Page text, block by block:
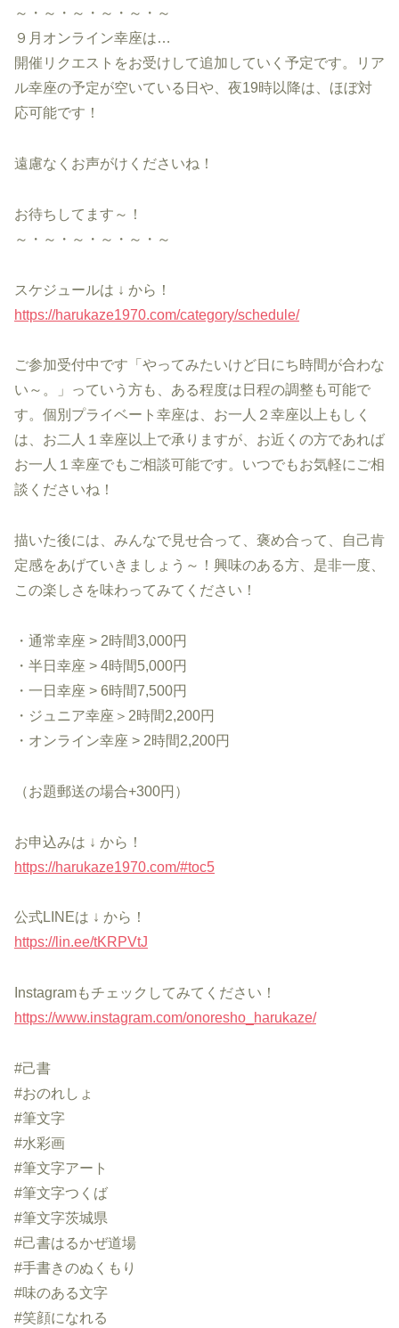
～・～・～・～・～・～
９月オンライン幸座は…
開催リクエストをお受けして追加していく予定です。リア
ル幸座の予定が空いている日や、夜19時以降は、ほぼ対
応可能です！
遠慮なくお声がけくださいね！
お待ちしてます～！
～・～・～・～・～・～
スケジュールは ↓ から！
https://harukaze1970.com/category/schedule/
ご参加受付中です「やってみたいけど日にち時間が合わな
い～。」っていう方も、ある程度は日程の調整も可能で
す。個別プライベート幸座は、お一人２幸座以上もしく
は、お二人１幸座以上で承りますが、お近くの方であれば
お一人１幸座でもご相談可能です。いつでもお気軽にご相
談くださいね！
描いた後には、みんなで見せ合って、褒め合って、自己肯
定感をあげていきましょう～！興味のある方、是非一度、
この楽しさを味わってみてください！
・通常幸座 > 2時間3,000円
・半日幸座 > 4時間5,000円
・一日幸座 > 6時間7,500円
・ジュニア幸座＞2時間2,200円
・オンライン幸座 > 2時間2,200円
（お題郵送の場合+300円）
お申込みは ↓ から！
https://harukaze1970.com/#toc5
公式LINEは ↓ から！
https://lin.ee/tKRPVtJ
Instagramもチェックしてみてください！
https://www.instagram.com/onoresho_harukaze/
#己書
#おのれしょ
#筆文字
#水彩画
#筆文字アート
#筆文字つくば
#筆文字茨城県
#己書はるかぜ道場
#手書きのぬくもり
#味のある文字
#笑顔になれる